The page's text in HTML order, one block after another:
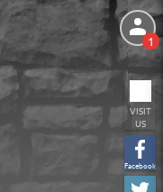
1
VISIT
US
Facebook